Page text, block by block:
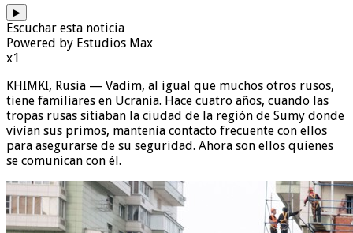
▶
Escuchar esta noticia
Powered by Estudios Max
x1
KHIMKI, Rusia — Vadim, al igual que muchos otros rusos,
tiene familiares en Ucrania. Hace cuatro años, cuando las
tropas rusas sitiaban la ciudad de la región de Sumy donde
vivían sus primos, mantenía contacto frecuente con ellos
para asegurarse de su seguridad. Ahora son ellos quienes
se comunican con él.